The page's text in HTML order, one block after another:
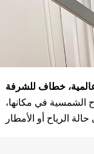
خطاف للشرفة
الشمسية في مكانها،